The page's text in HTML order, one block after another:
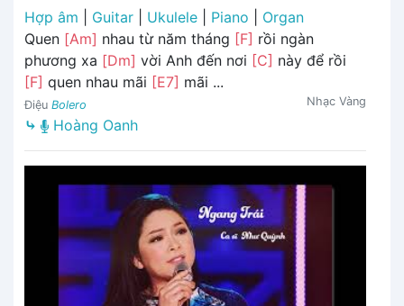
Hợp âm
Guitar Ukulele Piano
Organ
Quen [Am] nhau từ năm tháng [F] rồi ngàn
phương xa [Dm] vời Anh đến nơi [C] này để rồi
[F] quen nhau mãi [E7] mãi ...
Điệu Bolero Nhạc Vàng
⤷ Hoàng Oanh